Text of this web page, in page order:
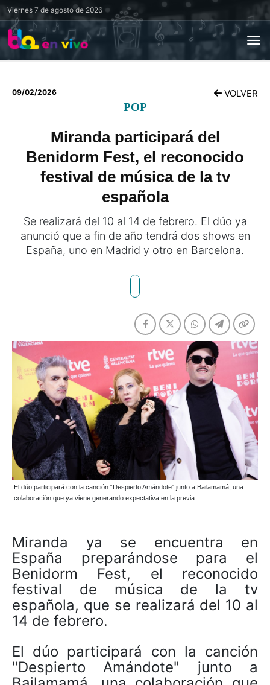
Viernes 7 de agosto de 2026
09/02/2026 VOLVER
POP
Miranda participará del
Benidorm Fest, el reconocido
festival de música de la tv
española
Se realizará del 10 al 14 de febrero. El dúo ya
anunció que a fin de año tendrá dos shows en
España, uno en Madrid y otro en Barcelona.
El dúo participará con la canción “Despierto Amándote” junto a Bailamamá, una
colaboración que ya viene generando expectativa en la previa.
Miranda ya se encuentra en
España preparándose para el
Benidorm Fest, el reconocido
festival de música de la tv
española, que se realizará del 10 al
14 de febrero.
El dúo participará con la canción
"Despierto Amándote" junto a